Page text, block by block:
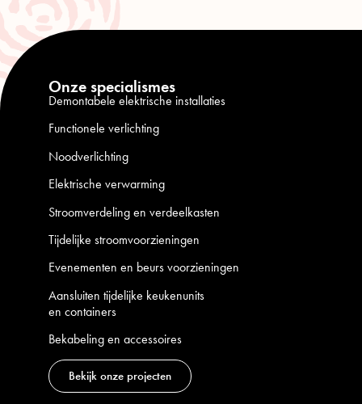
Onze specialismes
Demontabele elektrische installaties
Functionele verlichting
Noodverlichting
Elektrische verwarming
Stroomverdeling en verdeelkasten
Tijdelijke stroomvoorzieningen
Evenementen en beurs voorzieningen
Aansluiten tijdelijke keukenunits
en containers
Bekabeling en accessoires
Bekijk onze projecten